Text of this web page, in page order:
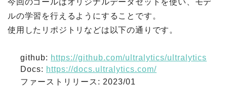
ルの学習を行えるようにすることです。
使用したリポジトリなどは以下の通りです。
github: https://github.com/ultralytics/ultralytics
Docs: https://docs.ultralytics.com/
ファーストリリース: 2023/01